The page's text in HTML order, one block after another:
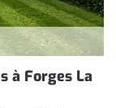
à Forges La